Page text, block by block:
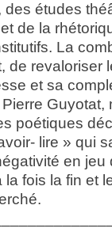
études
de la
La
de revaloriser
et sa
Guyotat,
poétiques
lire » qui
en jeu
fois la fin et